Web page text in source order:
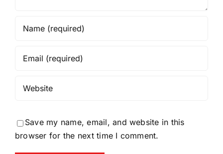
Save my name, email, and website in this
browser for the next time I comment.